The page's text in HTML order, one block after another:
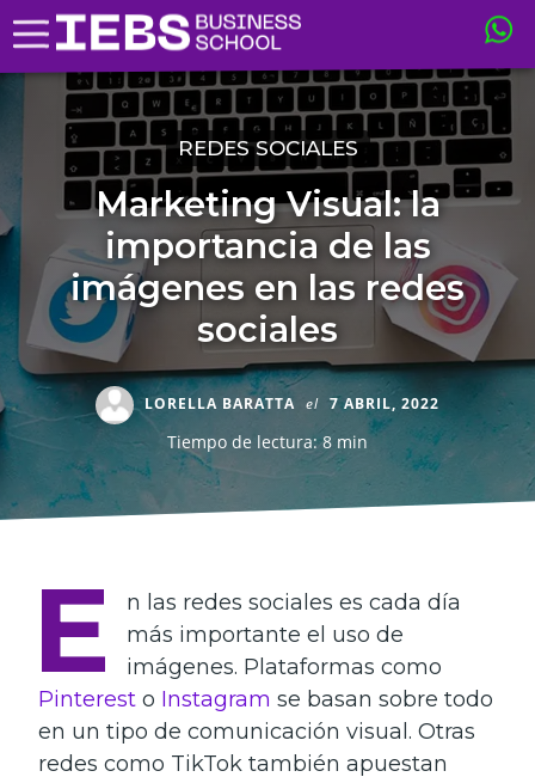
REDES SOCIALES
Marketing Visual: la
importancia de las
imágenes en las redes
sociales
LORELLA BARATTA el 7 ABRIL, 2022
Tiempo de lectura: 8 min
E
n las redes sociales es cada día
más importante el uso de
imágenes. Plataformas como
Pinterest o Instagram se basan sobre todo
en un tipo de comunicación visual. Otras
redes como TikTok también apuestan